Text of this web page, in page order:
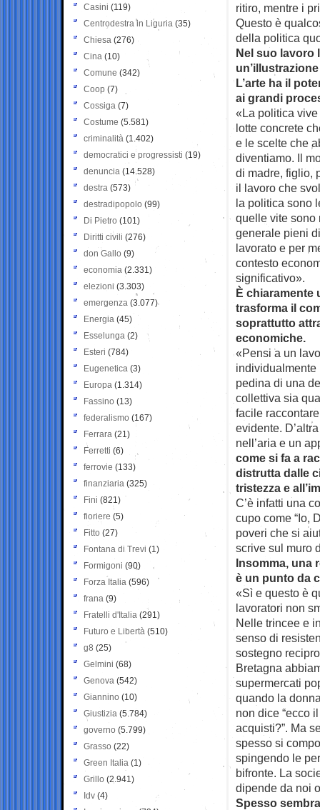
ritiro, mentre i
Questo è
della politica
Nel suo lavoro
L’arte ha il
ai grandi
«La politica
lotte concrete
e le scelte che
diventiamo. Il
di madre, figlio,
il lavoro che
la politica sono
quelle vite sono
generale pieni
lavorato e per
contesto
significativo».
È chiaramente
trasforma il
soprattutto
economiche.
«Pensi a un
individualmente
pedina di una
collettiva sia
facile
evidente.
nell’aria e un
come si fa a
distrutta dalle
tristezza e
C’è infatti una
cupo come “Io,
poveri che si
scrive sul muro
Insomma, una
è un punto da
«Sì e questo è
lavoratori non
Nelle trincee e
senso di
sostegno
Bretagna
supermercati
quando la
non dice “ecco
acquisti?”. Ma
spesso si
spingendo le
bifronte. La
dipende da noi
Spesso
Casini (119)
Centrodestra in Liguria (35)
Chiesa (276)
Cina (10)
Comune (342)
Coop (7)
Cossiga (7)
Costume (5.581)
criminalità (1.402)
democratici e progressisti (19)
denuncia (14.528)
destra (573)
destradipopolo (99)
Di Pietro (101)
Diritti civili (276)
don Gallo (9)
economia (2.331)
elezioni (3.303)
emergenza (3.077)
Energia (45)
Esselunga (2)
Esteri (784)
Eugenetica (3)
Europa (1.314)
Fassino (13)
federalismo (167)
Ferrara (21)
Ferretti (6)
ferrovie (133)
finanziaria (325)
Fini (821)
fioriere (5)
Fitto (27)
Fontana di Trevi (1)
Formigoni (90)
Forza Italia (596)
frana (9)
Fratelli d'Italia (291)
Futuro e Libertà (510)
g8 (25)
Gelmini (68)
Genova (542)
Giannino (10)
Giustizia (5.784)
governo (5.799)
Grasso (22)
Green Italia (1)
Grillo (2.941)
Idv (4)